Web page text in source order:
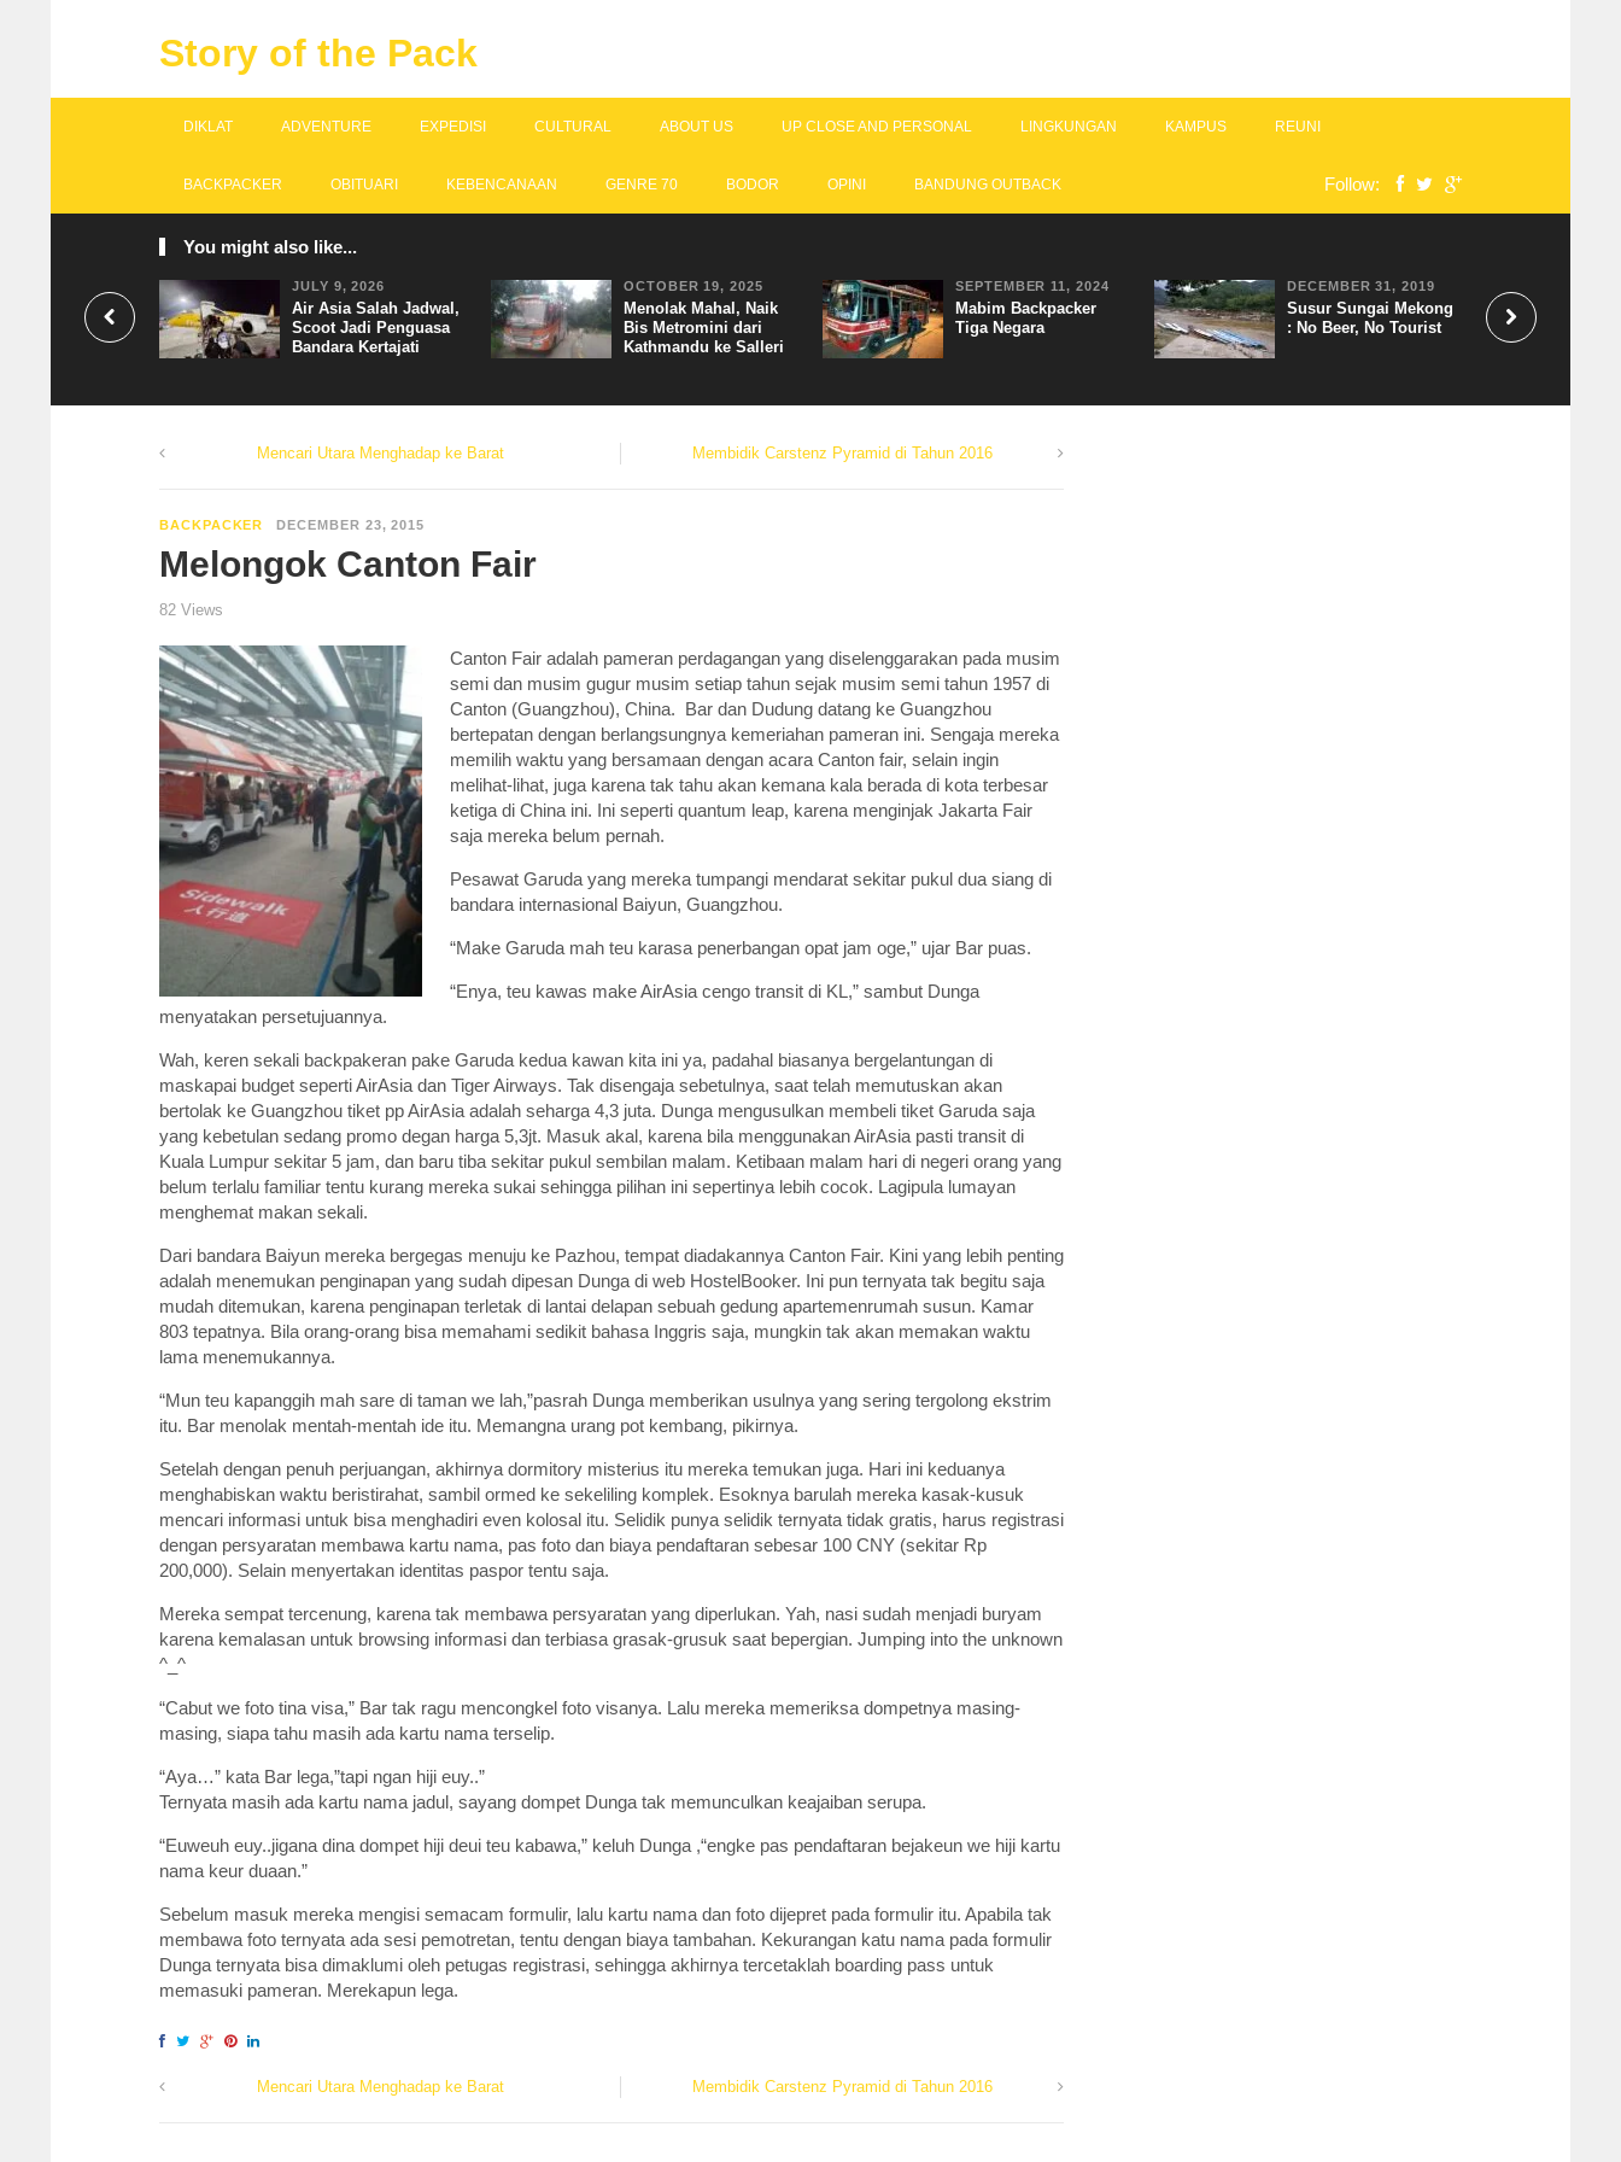
Story of the Pack
DIKLAT ADVENTURE EXPEDISI CULTURAL ABOUT US UP CLOSE AND PERSONAL LINGKUNGAN KAMPUS REUNI
BACKPACKER OBITUARI KEBENCANAAN GENRE 70 BODOR OPINI BANDUNG OUTBACK Follow:
You might also like...
JULY 9, 2026
Air Asia Salah Jadwal,
Scoot Jadi Penguasa
Bandara Kertajati
OCTOBER 19, 2025
Menolak Mahal, Naik
Bis Metromini dari
Kathmandu ke Salleri
SEPTEMBER 11, 2024
Mabim Backpacker
Tiga Negara
DECEMBER 31, 2019
Susur Sungai Mekong
: No Beer, No Tourist
Mencari Utara Menghadap ke Barat Membidik Carstenz Pyramid di Tahun 2016
BACKPACKER DECEMBER 23, 2015
Melongok Canton Fair
82 Views
Canton Fair adalah pameran perdagangan yang diselenggarakan pada musim
semi dan musim gugur musim setiap tahun sejak musim semi tahun 1957 di
Canton (Guangzhou), China. Bar dan Dudung datang ke Guangzhou
bertepatan dengan berlangsungnya kemeriahan pameran ini. Sengaja mereka
memilih waktu yang bersamaan dengan acara Canton fair, selain ingin
melihat-lihat, juga karena tak tahu akan kemana kala berada di kota terbesar
ketiga di China ini. Ini seperti quantum leap, karena menginjak Jakarta Fair
saja mereka belum pernah.
Pesawat Garuda yang mereka tumpangi mendarat sekitar pukul dua siang di
bandara internasional Baiyun, Guangzhou.
“Make Garuda mah teu karasa penerbangan opat jam oge,” ujar Bar puas.
“Enya, teu kawas make AirAsia cengo transit di KL,” sambut Dunga
menyatakan persetujuannya.
Wah, keren sekali backpakeran pake Garuda kedua kawan kita ini ya, padahal biasanya bergelantungan di
maskapai budget seperti AirAsia dan Tiger Airways. Tak disengaja sebetulnya, saat telah memutuskan akan
bertolak ke Guangzhou tiket pp AirAsia adalah seharga 4,3 juta. Dunga mengusulkan membeli tiket Garuda saja
yang kebetulan sedang promo degan harga 5,3jt. Masuk akal, karena bila menggunakan AirAsia pasti transit di
Kuala Lumpur sekitar 5 jam, dan baru tiba sekitar pukul sembilan malam. Ketibaan malam hari di negeri orang yang
belum terlalu familiar tentu kurang mereka sukai sehingga pilihan ini sepertinya lebih cocok. Lagipula lumayan
menghemat makan sekali.
Dari bandara Baiyun mereka bergegas menuju ke Pazhou, tempat diadakannya Canton Fair. Kini yang lebih penting
adalah menemukan penginapan yang sudah dipesan Dunga di web HostelBooker. Ini pun ternyata tak begitu saja
mudah ditemukan, karena penginapan terletak di lantai delapan sebuah gedung apartemenrumah susun. Kamar
803 tepatnya. Bila orang-orang bisa memahami sedikit bahasa Inggris saja, mungkin tak akan memakan waktu
lama menemukannya.
“Mun teu kapanggih mah sare di taman we lah,”pasrah Dunga memberikan usulnya yang sering tergolong ekstrim
itu. Bar menolak mentah-mentah ide itu. Memangna urang pot kembang, pikirnya.
Setelah dengan penuh perjuangan, akhirnya dormitory misterius itu mereka temukan juga. Hari ini keduanya
menghabiskan waktu beristirahat, sambil ormed ke sekeliling komplek. Esoknya barulah mereka kasak-kusuk
mencari informasi untuk bisa menghadiri even kolosal itu. Selidik punya selidik ternyata tidak gratis, harus registrasi
dengan persyaratan membawa kartu nama, pas foto dan biaya pendaftaran sebesar 100 CNY (sekitar Rp
200,000). Selain menyertakan identitas paspor tentu saja.
Mereka sempat tercenung, karena tak membawa persyaratan yang diperlukan. Yah, nasi sudah menjadi buryam
karena kemalasan untuk browsing informasi dan terbiasa grasak-grusuk saat bepergian. Jumping into the unknown
^_^
“Cabut we foto tina visa,” Bar tak ragu mencongkel foto visanya. Lalu mereka memeriksa dompetnya masing-
masing, siapa tahu masih ada kartu nama terselip.
“Aya…” kata Bar lega,”tapi ngan hiji euy..”
Ternyata masih ada kartu nama jadul, sayang dompet Dunga tak memunculkan keajaiban serupa.
“Euweuh euy..jigana dina dompet hiji deui teu kabawa,” keluh Dunga ,“engke pas pendaftaran bejakeun we hiji kartu
nama keur duaan.”
Sebelum masuk mereka mengisi semacam formulir, lalu kartu nama dan foto dijepret pada formulir itu. Apabila tak
membawa foto ternyata ada sesi pemotretan, tentu dengan biaya tambahan. Kekurangan katu nama pada formulir
Dunga ternyata bisa dimaklumi oleh petugas registrasi, sehingga akhirnya tercetaklah boarding pass untuk
memasuki pameran. Merekapun lega.
Mencari Utara Menghadap ke Barat Membidik Carstenz Pyramid di Tahun 2016